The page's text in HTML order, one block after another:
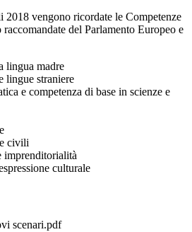
vengono ricordate le Competenze
del Parlamento Europeo e
lingua madre
lingue straniere
e competenza di base in scienze e
civili
imprenditorialità
culturale
scenari.pdf